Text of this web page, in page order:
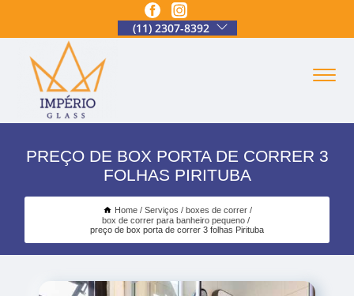
(11) 2307-8392
PREÇO DE BOX PORTA DE CORRER 3
FOLHAS PIRITUBA
Home Serviços
boxes de correr
box de correr para banheiro pequeno
preço de box porta de correr 3 folhas Pirituba